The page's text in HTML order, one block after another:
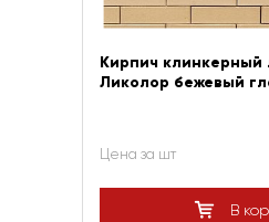
Кирпич клинкерный
Ликолор бежевый
Цена за шт
В